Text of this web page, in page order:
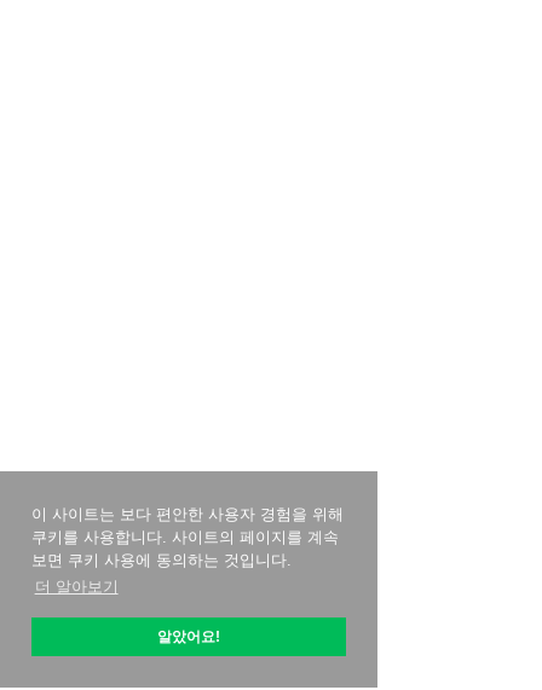
이 사이트는 보다 편안한 사용자 경험을 위해
쿠키를 사용합니다. 사이트의 페이지를 계속
보면 쿠키 사용에 동의하는 것입니다.
더 알아보기
알았어요!